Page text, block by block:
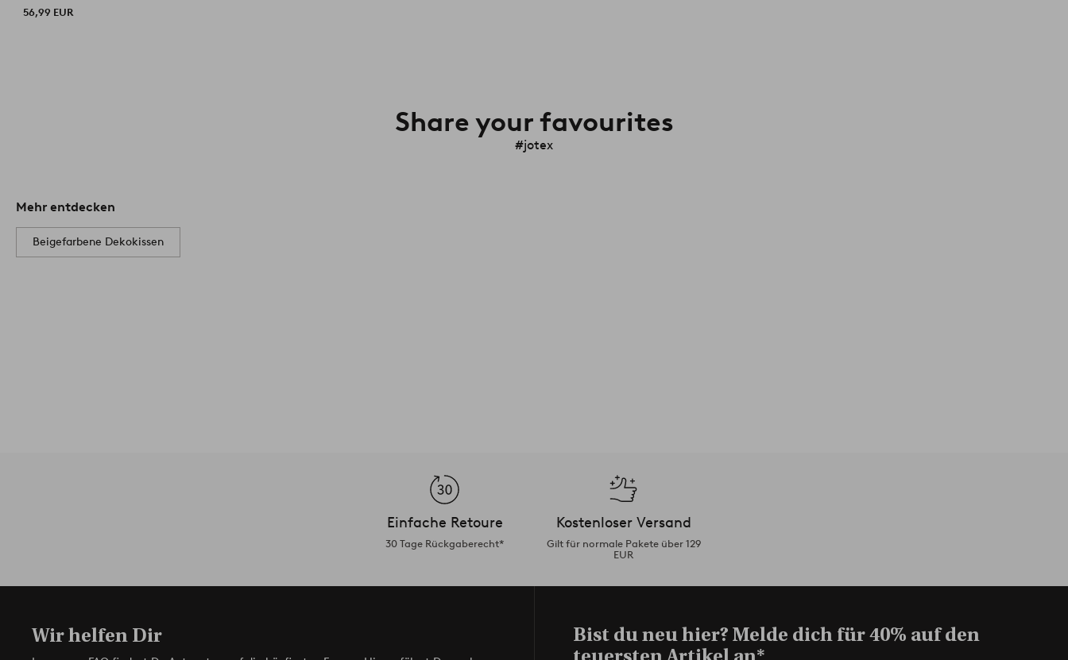
56,99 EUR
Share your favourites
#jotex
Mehr entdecken
Beigefarbene Dekokissen
Einfache Retoure
30 Tage Rückgaberecht*
Kostenloser Versand
Gilt für normale Pakete über 129
EUR
Wir helfen Dir
Bist du neu hier? Melde dich für 40% auf den